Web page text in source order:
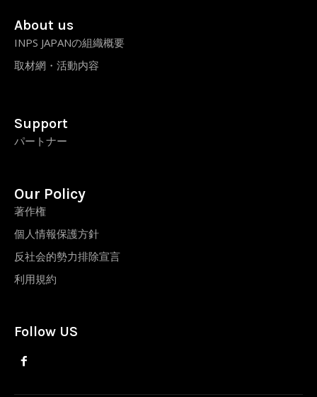
About us
INPS JAPANの組織概要
取材網・活動内容
Support
パートナー
Our Policy
著作権
個人情報保護方針
反社会的勢力排除宣言
利用規約
Follow US